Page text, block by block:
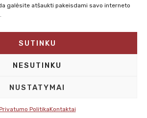
galėsite atšaukti pakeisdami savo interneto
SUTINKU
NESUTINKU
NUSTATYMAI
PolitikaKontaktai
| Sprendimas: Interplace